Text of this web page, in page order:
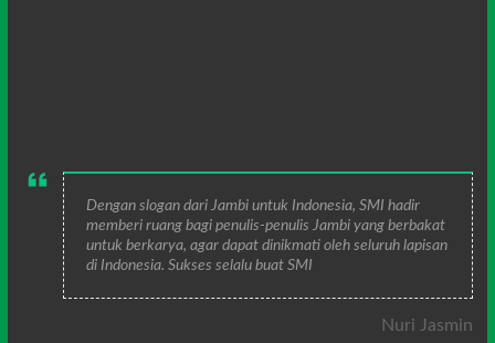
Dengan slogan dari Jambi untuk Indonesia, SMI hadir
memberi ruang bagi penulis-penulis Jambi yang berbakat
untuk berkarya, agar dapat dinikmati oleh seluruh lapisan
di Indonesia. Sukses selalu buat SMI
Nuri Jasmin